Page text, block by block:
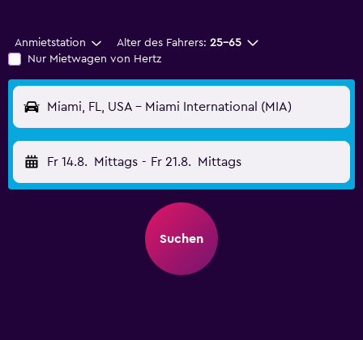
Anmietstation Alter des Fahrers: 25-65
Nur Mietwagen von Hertz
Miami, FL, USA - Miami International (MIA)
Fr 14.8. Mittags - Fr 21.8. Mittags
Suchen